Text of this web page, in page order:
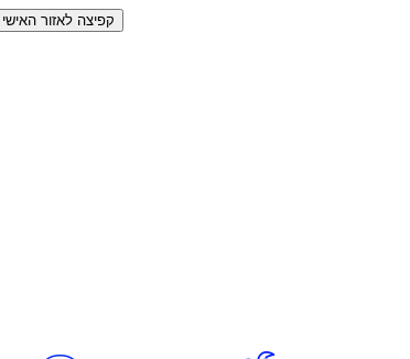
קפיצה לאזור האישי